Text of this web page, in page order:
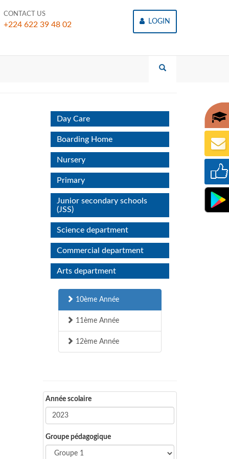
CONTACT US
+224 622 39 48 02 LOGIN
Day Care
Boarding Home
Nursery
Primary
Junior secondary schools
(JSS)
Science department
Commercial department
Arts department
10ème Année
11ème Année
12ème Année
Année scolaire
Groupe pédagogique